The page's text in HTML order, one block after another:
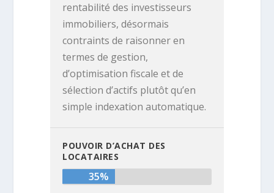
rentabilité des investisseurs
immobiliers, désormais
contraints de raisonner en
termes de gestion,
d’optimisation fiscale et de
sélection d’actifs plutôt qu’en
simple indexation automatique.
POUVOIR D’ACHAT DES
LOCATAIRES
35%